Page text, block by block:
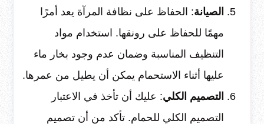
الصيانة: الحفاظ على نظافة المرآة يعد أمرًا
مهمًا للحفاظ على رونقها. استخدام مواد
التنظيف المناسبة وضمان عدم وجود بخار ماء
عليها أثناء الاستحمام يمكن أن يطيل من عمرها.
التصميم الكلي: عليك أن تأخذ في الاعتبار
التصميم الكلي للحمام. تأكد من أن تصميم